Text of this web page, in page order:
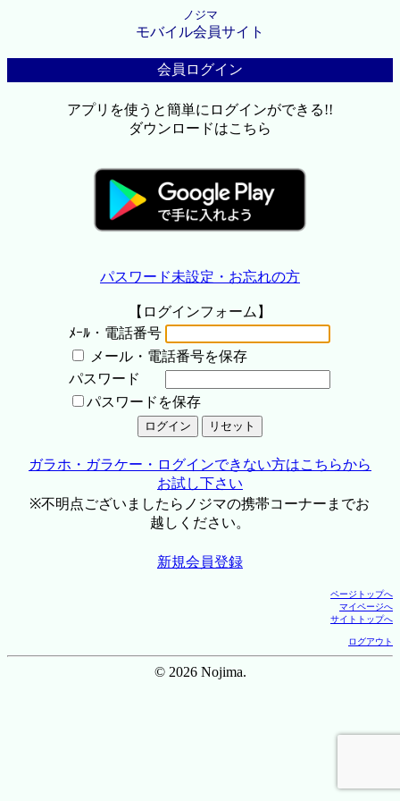
ノジマ
モバイル会員サイト
会員ログイン
アプリを使うと簡単にログインができる!!
ダウンロードはこちら
パスワード未設定・お忘れの方
【ログインフォーム】
ﾒｰﾙ・電話番号
メール・電話番号を保存
パスワード
パスワードを保存
ガラホ・ガラケー・ログインできない方はこちらから
お試し下さい
※不明点ございましたらノジマの携帯コーナーまでお
越しください。
新規会員登録
ページトップへ
マイページへ
サイトトップへ
ログアウト
© 2026 Nojima.